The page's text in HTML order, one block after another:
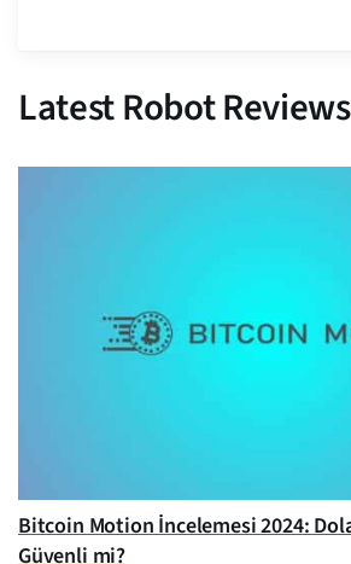
Latest Robot Reviews
Bitcoin Motion İncelemesi 2024:
Güvenli mi?